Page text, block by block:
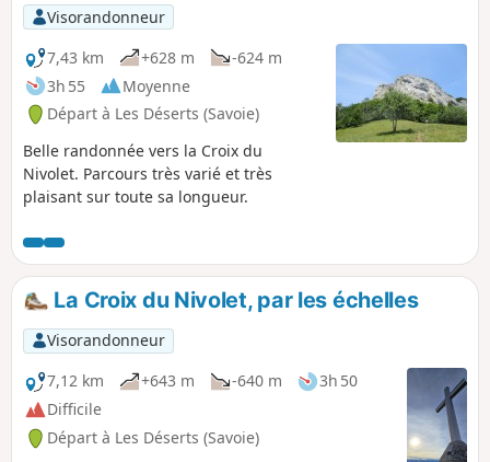
Visorandonneur
7,43 km
+628 m
-624 m
3h 55
Moyenne
Départ à Les Déserts (Savoie)
Belle randonnée vers la Croix du
Nivolet. Parcours très varié et très
plaisant sur toute sa longueur.
La Croix du Nivolet, par les échelles
Visorandonneur
7,12 km
+643 m -640 m
3h 50
Difficile
Départ à Les Déserts (Savoie)